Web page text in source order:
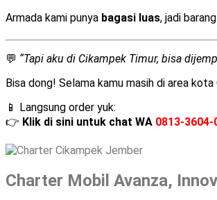
Armada kami punya bagasi luas, jadi
💬 “Tapi aku di Cikampek Timur, bisa
Bisa dong! Selama kamu masih di area
📱 Langsung order yuk:
👉 Klik di sini untuk chat WA 0813-3604-
Charter Mobil Avanza,